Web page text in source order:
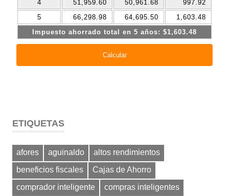
ETIQUETAS
afores aguinaldo
altos rendimientos
beneficios fiscales
Cajas de Ahorro
comprador inteligente
compras inteligentes